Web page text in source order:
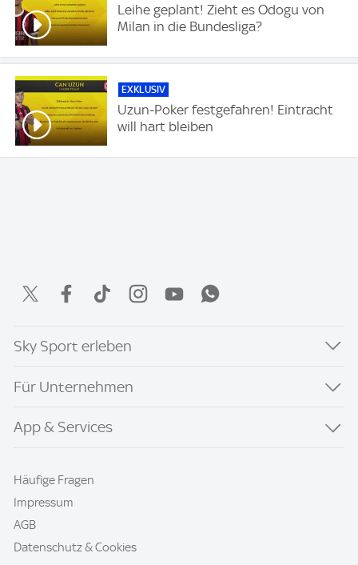
Leihe geplant! Zieht es Odogu von
Milan in die Bundesliga?
EXKLUSIV
Uzun-Poker festgefahren! Eintracht
will hart bleiben
Sky Sport erleben
Für Unternehmen
App & Services
Häufige Fragen
Impressum
AGB
Datenschutz & Cookies